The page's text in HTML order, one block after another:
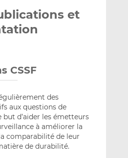
par
email
sur
LinkedIn
sur
Facebook
et
CSSF
des
aux questions de
d’aider les émetteurs
à améliorer la
comparabilité de leur
de durabilité.